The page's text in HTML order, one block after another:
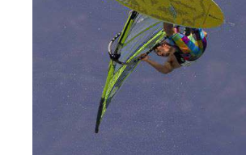
Медиа
Медиа архив
Фотки
Места катания